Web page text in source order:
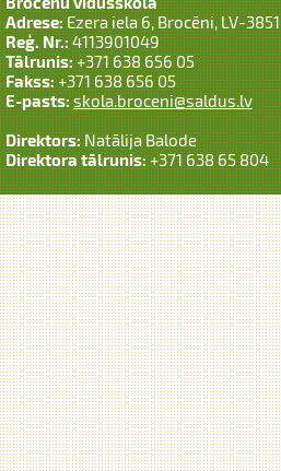
Adrese:Ezera iela 6, Brocēni, LV-3851
Reģ. Nr.:4113901049
Tālrunis:+371 638 656 05
Fakss:+371 638 656 05
E-pasts:skola.broceni@saldus.lv
Direktors:Natālija Balode
Direktora tālrunis:+371 638 65 804